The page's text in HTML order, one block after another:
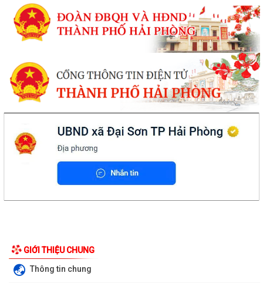
GIỚI THIỆU CHUNG
Thông tin chung